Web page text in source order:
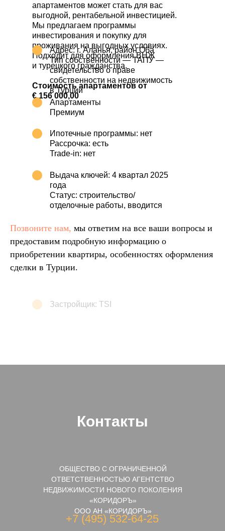
апартаментов может стать для вас
выгодной, рентабельной инвестицией.
Мы предлагаем программы
инвестирования и покупку для
проживания на выгодных условиях.
Подходит для оформления ВНЖ
и турецкого гражданства.
Стоимость апартаментов от
€.156 000,00
Адрес: г. Аланья, район Оба
Тип собственности — ТАПУ —
свидетельство о праве
собственности на недвижимость
в Турции
Ипотечные программы: нет
Рассрочка: есть
Trade-in: нет
Апартаменты
Премиум
Выдача ключей: 4 квартал 2025
года
Статус: строительство/
отделочные работы, вводится
Позвоните нам, мы ответим на все ваши вопросы и
предоставим подробную информацию о
приобретении квартиры, особенностях оформления
сделки в Турции.
Застройщик: TSI
ОБЩЕСТВО С ОГРАНИЧЕННОЙ
ОТВЕТСТВЕННОСТЬЮ АГЕНТСТВО
НЕДВИЖИМОСТИ НОВОГО ПОКОЛЕНИЯ
«КОРИДОРЪ»
ООО АН «КОРИДОРЪ»
Контакты
+7 (495) 532-64-25